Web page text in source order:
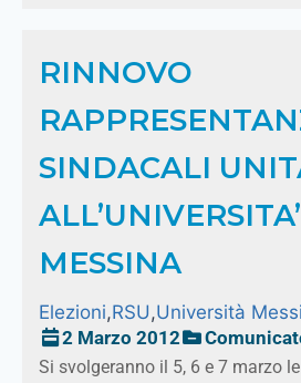
RINNOVO
SINDACALI
MESSINA
Elezioni,RSU,Università
2 Marzo 2012
Si svolgeranno il 5, 6 e 7 marzo